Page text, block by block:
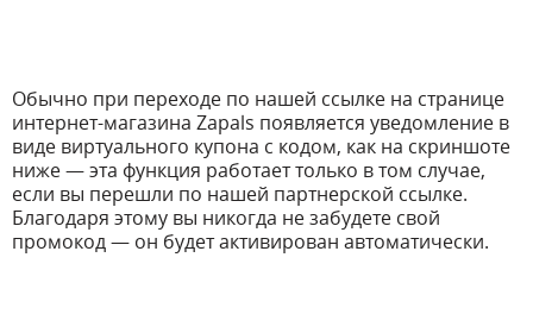
Обычно при переходе по нашей ссылке на странице
интернет-магазина Zapals появляется уведомление в
виде виртуального купона с кодом, как на скриншоте
ниже — эта функция работает только в том случае,
если вы перешли по нашей партнерской ссылке.
Благодаря этому вы никогда не забудете свой
промокод — он будет активирован автоматически.